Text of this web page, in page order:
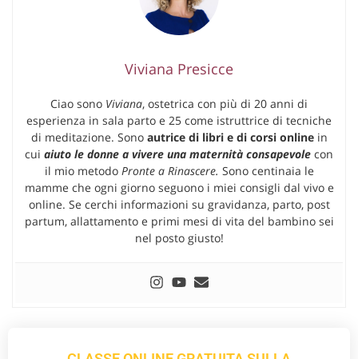
Viviana Presicce
Ciao sono Viviana, ostetrica con più di 20 anni di
esperienza in sala parto e 25 come istruttrice di tecniche
di meditazione. Sono autrice di libri e di corsi onlinein
cui aiuto le donne a vivere una maternità consapevole con
il mio metodo Pronte a Rinascere. Sono centinaia le
mamme che ogni giorno seguono i miei consigli dal vivo e
online. Se cerchi informazioni su gravidanza, parto, post
partum, allattamento e primi mesi di vita del bambino sei
nel posto giusto!